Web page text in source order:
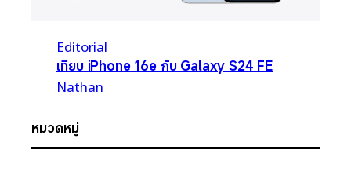
Editorial
เทียบ iPhone 16e กับ Galaxy S24 FE
Nathan
หมวดหมู่